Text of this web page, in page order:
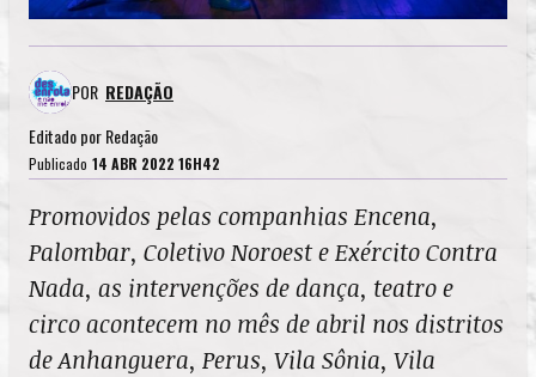
POR REDAÇÃO
Editado porRedação
Publicado 14 ABR 2022 16H42
Promovidos pelas companhias Encena,
Palombar, Coletivo Noroest e Exército Contra
Nada, as intervenções de dança, teatro e
circo acontecem no mês de abril nos distritos
de Anhanguera, Perus, Vila Sônia, Vila